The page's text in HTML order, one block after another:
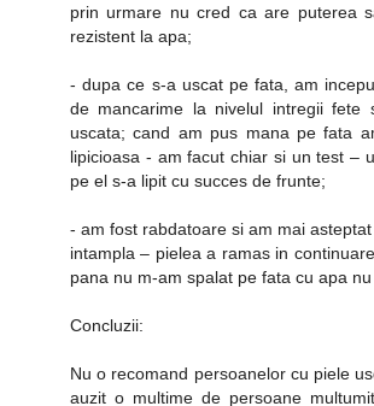
prin urmare nu cred ca are puterea
rezistent la apa;
- dupa ce s-a uscat pe fata, am
de mancarime la nivelul intregii fete
uscata; cand am pus mana pe fata
lipicioasa - am facut chiar si un test –
pe el s-a lipit cu succes de frunte;
- am fost rabdatoare si am mai
intampla – pielea a ramas in
pana nu m-am spalat pe fata cu apa
Concluzii:
Nu o recomand persoanelor cu piele
auzit o multime de persoane